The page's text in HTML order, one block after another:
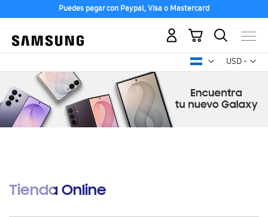
Puedes pagar con Paypal, Visa o Mastercard
USD -
dólar
Mi carrito
Tienda Online